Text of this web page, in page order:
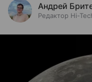
Андрей
Редактор Hi-